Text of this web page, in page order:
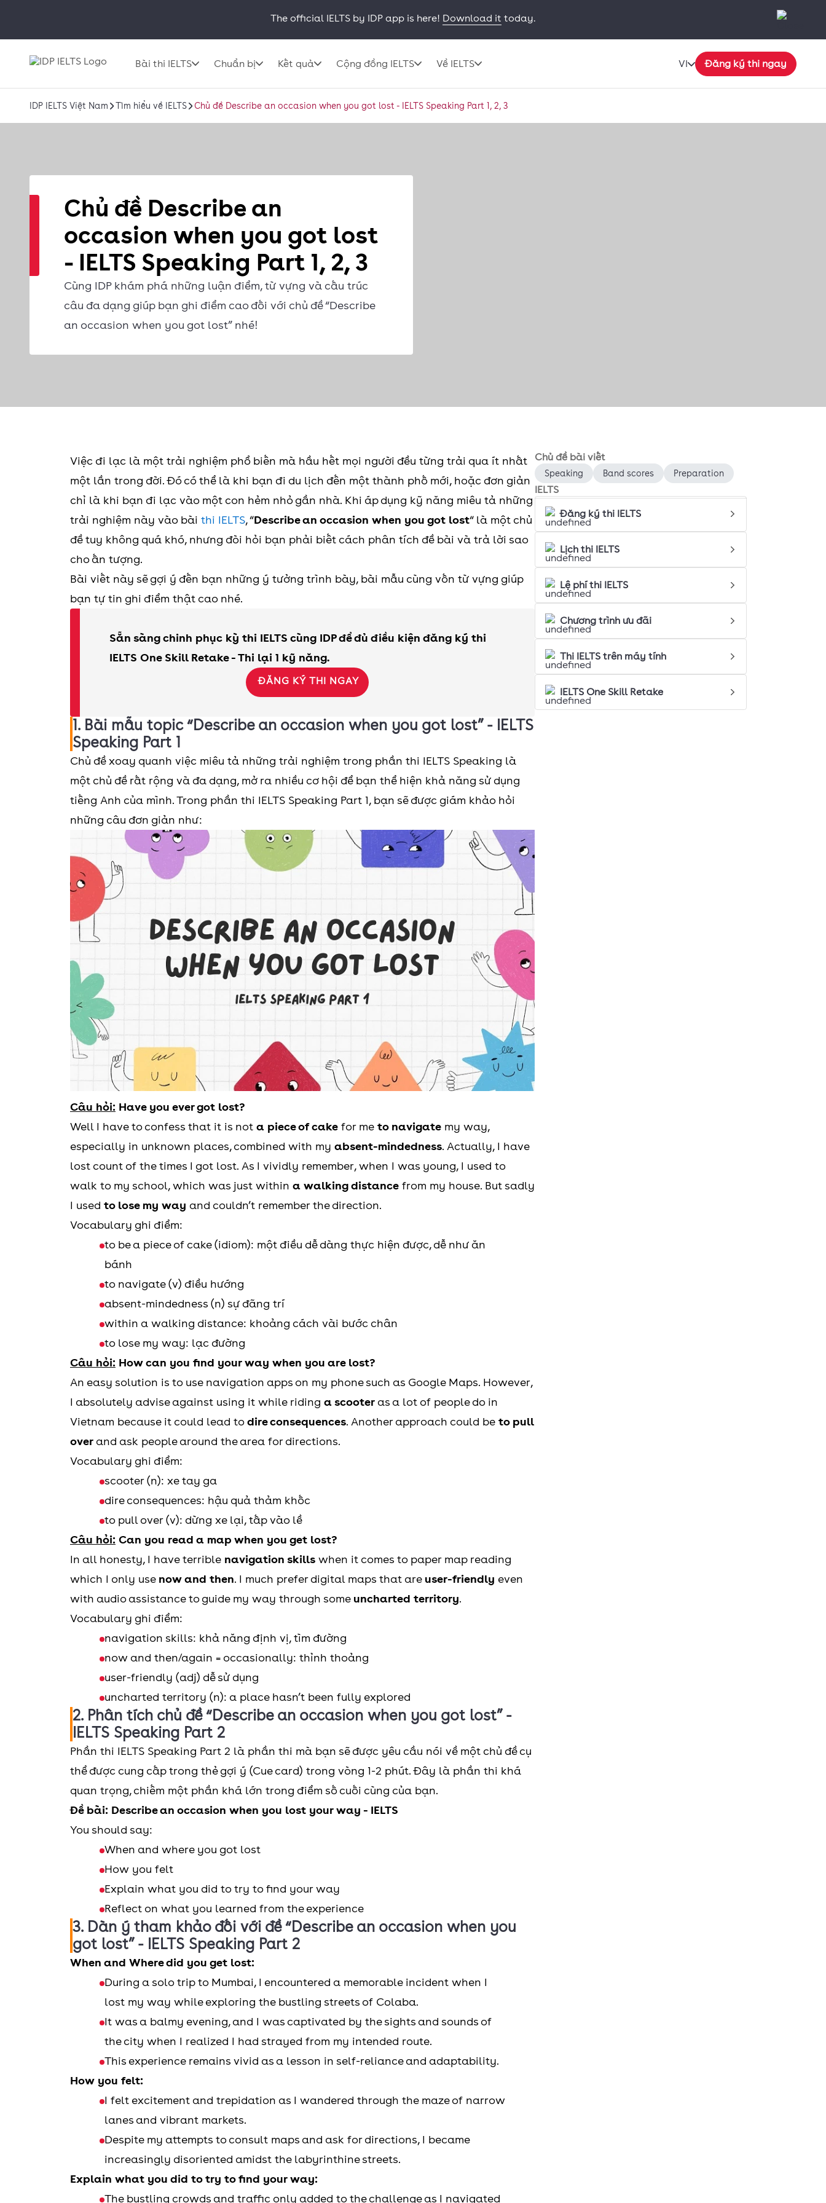
The official IELTS by IDP app is here! Download it today.
Bài thi IELTS Chuẩn bị Kết quả Cộng đồng IELTS Về IELTS VI Đăng ký thi ngay
IDP IELTS Việt Nam Tìm hiểu về IELTS Chủ đề Describe an occasion when you got lost - IELTS Speaking Part 1, 2, 3
Chủ đề Describe an
occasion when you got lost
- IELTS Speaking Part 1, 2, 3
Cùng IDP khám phá những luận điểm, từ vựng và cấu trúc
câu đa dạng giúp bạn ghi điểm cao đối với chủ đề “Describe
an occasion when you got lost” nhé!
Việc đi lạc là một trải nghiệm phổ biến mà hầu hết mọi người đều từng trải qua ít nhất
một lần trong đời. Đó có thể là khi bạn đi du lịch đến một thành phố mới, hoặc đơn giản
chỉ là khi bạn đi lạc vào một con hẻm nhỏ gần nhà. Khi áp dụng kỹ năng miêu tả những
trải nghiệm này vào bài thi IELTS, “Describe an occasion when you got lost“ là một chủ
đề tuy không quá khó, nhưng đòi hỏi bạn phải biết cách phân tích đề bài và trả lời sao
cho ấn tượng.
Bài viết này sẽ gợi ý đến bạn những ý tưởng trình bày, bài mẫu cùng vốn từ vựng giúp
bạn tự tin ghi điểm thật cao nhé.
Sẵn sàng chinh phục kỳ thi IELTS cùng IDP để đủ điều kiện đăng ký thi
IELTS One Skill Retake - Thi lại 1 kỹ năng.
ĐĂNG KÝ THI NGAY
1. Bài mẫu topic “Describe an occasion when you got lost” - IELTS
Speaking Part 1
Chủ đề xoay quanh việc miêu tả những trải nghiệm trong phần thi IELTS Speaking là
một chủ đề rất rộng và đa dạng, mở ra nhiều cơ hội để bạn thể hiện khả năng sử dụng
tiếng Anh của mình. Trong phần thi IELTS Speaking Part 1, bạn sẽ được giám khảo hỏi
những câu đơn giản như:
Câu hỏi: Have you ever got lost?
Well I have to confess that it is not a piece of cake for me to navigate my way,
especially in unknown places, combined with my absent-mindedness. Actually, I have
lost count of the times I got lost. As I vividly remember, when I was young, I used to
walk to my school, which was just within a walking distance from my house. But sadly
I used to lose my way and couldn’t remember the direction.
Vocabulary ghi điểm:
to be a piece of cake (idiom): một điều dễ dàng thực hiện được, dễ như ăn
bánh
to navigate (v) điều hướng
absent-mindedness (n) sự đãng trí
within a walking distance: khoảng cách vài bước chân
to lose my way: lạc đường
Câu hỏi: How can you find your way when you are lost?
An easy solution is to use navigation apps on my phone such as Google Maps. However,
I absolutely advise against using it while riding a scooter as a lot of people do in
Vietnam because it could lead todire consequences. Another approach could be to pull
over and ask people around the area for directions.
Vocabulary ghi điểm:
scooter (n): xe tay ga
dire consequences: hậu quả thảm khốc
to pull over (v): dừng xe lại, tấp vào lề
Câu hỏi: Can you read a map when you get lost?
In all honesty, I have terrible navigation skills when it comes to paper map reading
which I only use now and then. I much prefer digital maps that are user-friendly even
with audio assistance to guide my way through some uncharted territory.
Vocabulary ghi điểm:
navigation skills: khả năng định vị, tìm đường
now and then/again = occasionally: thỉnh thoảng
user-friendly (adj) dễ sử dụng
uncharted territory (n): a place hasn’t been fully explored
2. Phân tích chủ đề “Describe an occasion when you got lost” -
IELTS Speaking Part 2
Phần thi IELTS Speaking Part 2 là phần thi mà bạn sẽ được yêu cầu nói về một chủ đề cụ
thể được cung cấp trong thẻ gợi ý (Cue card) trong vòng 1-2 phút. Đây là phần thi khá
quan trọng, chiếm một phần khá lớn trong điểm số cuối cùng của bạn.
Đề bài: Describe an occasion when you lost your way - IELTS
You should say:
When and where you got lost
How you felt
Explain what you did to try to find your way
Reflect on what you learned from the experience
3. Dàn ý tham khảo đối với đề “Describe an occasion when you
got lost” - IELTS Speaking Part 2
When and Where did you get lost:
During a solo trip to Mumbai, I encountered a memorable incident when I
lost my way while exploring the bustling streets of Colaba.
It was a balmy evening, and I was captivated by the sights and sounds of
the city when I realized I had strayed from my intended route.
This experience remains vivid as a lesson in self-reliance and adaptability.
How you felt:
I felt excitement and trepidation as I wandered through the maze of narrow
lanes and vibrant markets.
Despite my attempts to consult maps and ask for directions, I became
increasingly disoriented amidst the labyrinthine streets.
Explain what you did to try to find your way:
The bustling crowds and traffic only added to the challenge as I navigated
Chủ đề bài viết
Speaking Band scores Preparation
IELTS
Đăng ký thi IELTS
Lịch thi IELTS
Lệ phí thi IELTS
Chương trình ưu đãi
Thi IELTS trên máy tính
IELTS One Skill Retake